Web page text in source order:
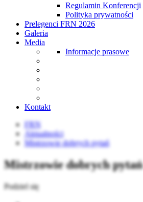
Regulamin Konferencji
Polityka prywatności
Prelegenci FRN 2026
Galeria
Media
Informacje prasowe
Kontakt
FRN
Aktualności
Mistrzowie dobrych pytań
Mistrzowie dobrych pytań
Podziel się